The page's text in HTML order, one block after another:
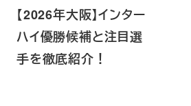
【2026年大阪】インター
ハイ優勝候補と注目選
手を徹底紹介！